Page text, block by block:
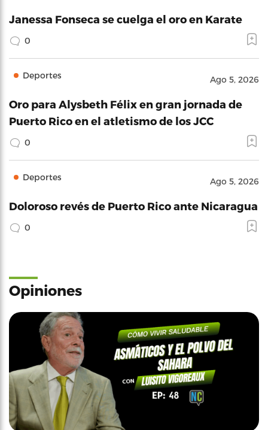
Janessa Fonseca se cuelga el oro en Karate
0
Deportes Ago 5, 2026
Oro para Alysbeth Félix en gran jornada de
Puerto Rico en el atletismo de los JCC
0
Deportes Ago 5, 2026
Doloroso revés de Puerto Rico ante Nicaragua
0
Opiniones